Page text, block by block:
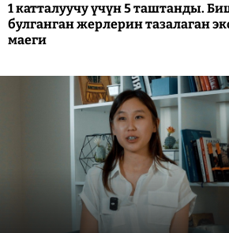
1 катталуучу үчүн 5 таштанды.
булганган жерлерин тазалаган
маеги